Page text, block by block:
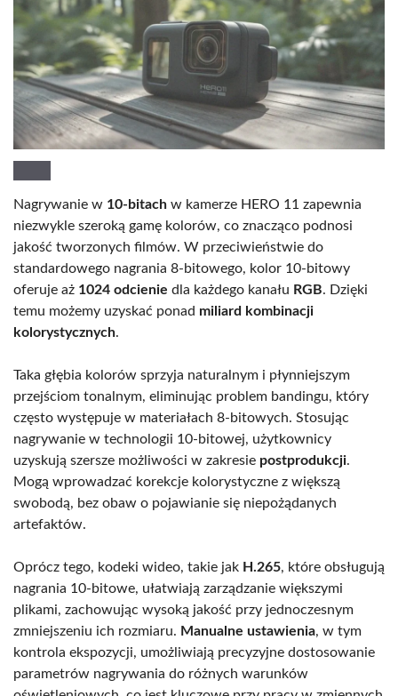
Nagrywanie w 10-bitach w kamerze HERO 11 zapewnia
niezwykle szeroką gamę kolorów, co znacząco podnosi
jakość tworzonych filmów. W przeciwieństwie do
standardowego nagrania 8-bitowego, kolor 10-bitowy
oferuje aż 1024 odcienie dla każdego kanału RGB. Dzięki
temu możemy uzyskać ponad miliard kombinacji
kolorystycznych.
Taka głębia kolorów sprzyja naturalnym i płynniejszym
przejściom tonalnym, eliminując problem bandingu, który
często występuje w materiałach 8-bitowych. Stosując
nagrywanie w technologii 10-bitowej, użytkownicy
uzyskują szersze możliwości w zakresie postprodukcji.
Mogą wprowadzać korekcje kolorystyczne z większą
swobodą, bez obaw o pojawianie się niepożądanych
artefaktów.
Oprócz tego, kodeki wideo, takie jak H.265, które obsługują
nagrania 10-bitowe, ułatwiają zarządzanie większymi
plikami, zachowując wysoką jakość przy jednoczesnym
zmniejszeniu ich rozmiaru. Manualne ustawienia, w tym
kontrola ekspozycji, umożliwiają precyzyjne dostosowanie
parametrów nagrywania do różnych warunków